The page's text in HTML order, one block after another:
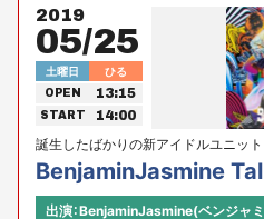
2019
05/25
土曜日 ひる
OPEN 13:15
START 14:00
誕生したばかりの新アイドルユニッ
ジャスミン)初のトーク＆アコースティ
BenjaminJasmine
出演：BenjaminJasmine(ベンジャ